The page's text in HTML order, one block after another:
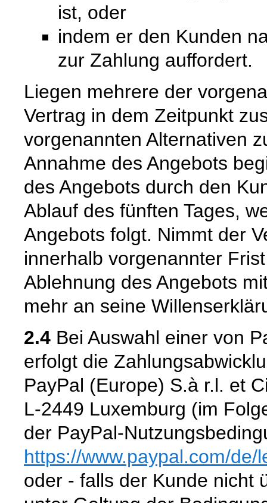
ist, oder
indem er den Kunden
zur Zahlung auffordert.
Liegen mehrere der
Vertrag in dem Zeitpunkt
vorgenannten Alternativen
Annahme des Angebots
des Angebots durch den
Ablauf des fünften Tages,
Angebots folgt. Nimmt der
innerhalb vorgenannter
Ablehnung des Angebots
mehr an seine
2.4 Bei Auswahl einer von
erfolgt die
PayPal (Europe) S.à r.l. et
L-2449 Luxemburg (im
der PayPal-
https://www.paypal.com/de/
oder - falls der Kunde nicht